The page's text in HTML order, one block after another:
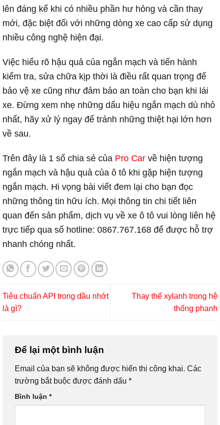
lên đáng kể khi có nhiều phần hư hỏng và cần thay
mới, đặc biệt đối với những dòng xe cao cấp sử dụng
nhiều công nghệ hiện đại.
Việc hiểu rõ hậu quả của ngắn mạch và tiến hành
kiểm tra, sửa chữa kịp thời là điều rất quan trọng để
bảo vệ xe cũng như đảm bảo an toàn cho bạn khi lái
xe. Đừng xem nhẹ những dấu hiệu ngắn mạch dù nhỏ
nhất, hãy xử lý ngay để tránh những thiệt hại lớn hơn
về sau.
Trên đây là 1 số chia sẻ của Pro Car về hiện tượng
ngắn mạch và hậu quả của ô tô khi gặp hiện tượng
ngắn mạch. Hi vọng bài viết đem lại cho bạn đọc
những thông tin hữu ích. Mọi thông tin chi tiết liên
quan đến sản phẩm, dịch vụ về xe ô tô vui lòng liên hệ
trực tiếp qua số hotline: 0867.767.168 để được hỗ trợ
nhanh chóng nhất.
Tiêu chuẩn API trong dầu nhớt
là gì?
Thay thế xylanh trong hệ
thống phanh
Để lại một bình luận
Email của bạn sẽ không được hiển thị công khai. Các
trường bắt buộc được đánh dấu *
Bình luận *